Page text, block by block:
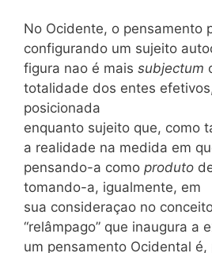
No Ocidente, o pensamento
configurando um sujeito
figura nao é mais subjectum
totalidade dos entes
posicionada
enquanto sujeito que, como
a realidade na medida em
pensando-a como produto
tomando-a, igualmente, em
sua consideraçao no
“relâmpago” que inaugura a
um pensamento Ocidental é,